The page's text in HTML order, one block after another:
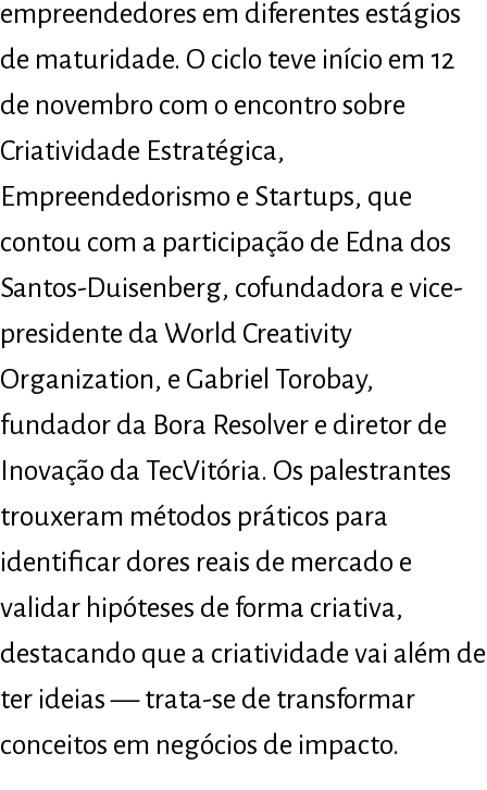
empreendedores em diferentes estágios
de maturidade. O ciclo teve início em 12
de novembro com o encontro sobre
Criatividade Estratégica,
Empreendedorismo e Startups, que
contou com a participação de Edna dos
Santos-Duisenberg, cofundadora e vice-
presidente da World Creativity
Organization, e Gabriel Torobay,
fundador da Bora Resolver e diretor de
Inovação da TecVitória. Os palestrantes
trouxeram métodos práticos para
identificar dores reais de mercado e
validar hipóteses de forma criativa,
destacando que a criatividade vai além de
ter ideias — trata-se de transformar
conceitos em negócios de impacto.